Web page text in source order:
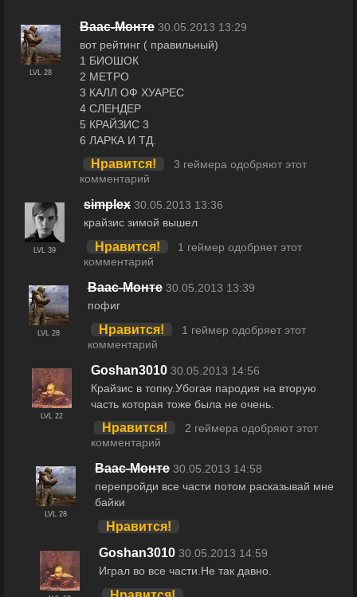
LVL 28
Ваас-Монте 30.05.2013 13:29
вот рейтинг ( правильный)
1 БИОШОК
2 МЕТРО
3 КАЛЛ ОФ ХУАРЕС
4 СЛЕНДЕР
5 КРАЙЗИС 3
6 ЛАРКА И ТД.
Нравится!
3 геймера одобряют этот
комментарий
LVL 39
simplex 30.05.2013 13:36
крайзис зимой вышел
Нравится!
1 геймер одобряет этот
комментарий
LVL 28
Ваас-Монте 30.05.2013 13:39
пофиг
Нравится!
1 геймер одобряет этот
комментарий
LVL 22
Goshan3010 30.05.2013 14:56
Крайзис в топку.Убогая пародия на вторую
часть которая тоже была не очень.
Нравится!
2 геймера одобряют этот
комментарий
LVL 28
Ваас-Монте 30.05.2013 14:58
перепройди все части потом расказывай мне
байки
Нравится!
Goshan3010 30.05.2013 14:59
Играл во все части.Не так давно.